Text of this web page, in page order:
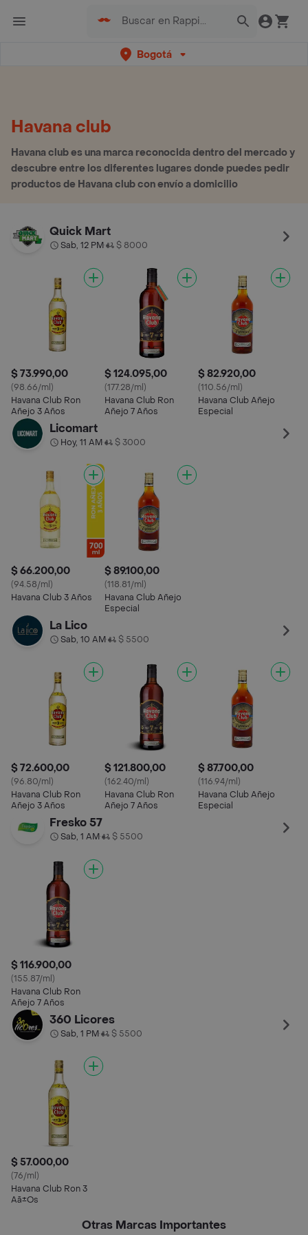
Bogotá
Havana club
Havana club es una marca reconocida dentro del mercado y
descubre entre los diferentes lugares donde puedes pedir
productos de Havana club con envío a domicilio
Quick Mart
Sab, 12 PM• $ 8000
$ 73.990,00
(98.66/ml)
Havana Club Ron
Añejo 3 Años
$ 124.095,00
(177.28/ml)
Havana Club Ron
Añejo 7 Años
$ 82.920,00
(110.56/ml)
Havana Club Añejo
Especial
Licomart
Hoy, 11 AM• $ 3000
$ 66.200,00
(94.58/ml)
Havana Club 3 Años
$ 89.100,00
(118.81/ml)
Havana Club Añejo
Especial
La Lico
Sab, 10 AM• $ 5500
$ 72.600,00
(96.80/ml)
Havana Club Ron
Añejo 3 Años
$ 121.800,00
(162.40/ml)
Havana Club Ron
Añejo 7 Años
$ 87.700,00
(116.94/ml)
Havana Club Añejo
Especial
Fresko 57
Sab, 1 AM• $ 5500
$ 116.900,00
(155.87/ml)
Havana Club Ron
Añejo 7 Años
360 Licores
Sab, 1 PM• $ 5500
$ 57.000,00
(76/ml)
Havana Club Ron 3
Aã±Os
Otras Marcas Importantes